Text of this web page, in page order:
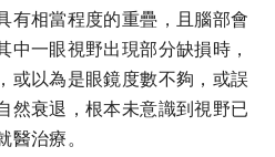
有相當程度的重疊，且腦部會
中一眼視野出現部分缺損時，
或以為是眼鏡度數不夠，或誤
然衰退，根本未意識到視野已
醫治療。